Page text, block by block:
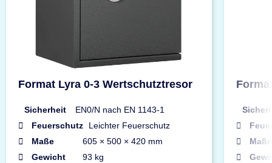
Format Lyra 0-3 Wertschutztresor
Sicherheit
EN0/N nach EN 1143-1
Feuerschutz
Leichter Feuerschutz
Maße
605 × 500 × 420 mm
Gewicht
93 kg
Maße